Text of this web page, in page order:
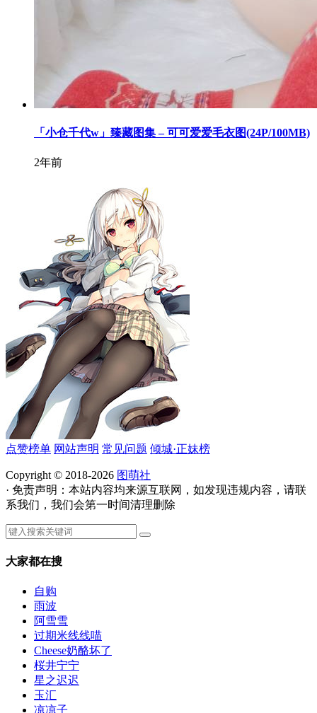
「小仓千代w」臻藏图集 – 可可爱爱毛衣图(24P/100MB)
2年前
点赞榜单 网站声明 常见问题 倾城·正妹榜
Copyright © 2018-2026 图萌社
· 免责声明：本站内容均来源互联网，如发现违规内容，请联
系我们，我们会第一时间清理删除
大家都在搜
自购
雨波
阿雪雪
过期米线线喵
Cheese奶酪坏了
桜井宁宁
星之迟迟
玉汇
凉凉子